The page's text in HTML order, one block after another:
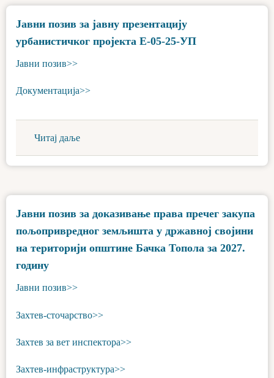
Јавни позив за јавну презентацију
урбанистичког пројекта Е-05-25-УП
Јавни позив>>
Документација>>
Читај даље
Јавни позив за доказивање права пречег закупа
пољопривредног земљишта у државној својини
на територији општине Бачка Топола за 2027.
годину
Јавни позив>>
Захтев-сточарство>>
Захтев за вет инспектора>>
Захтев-инфраструктура>>